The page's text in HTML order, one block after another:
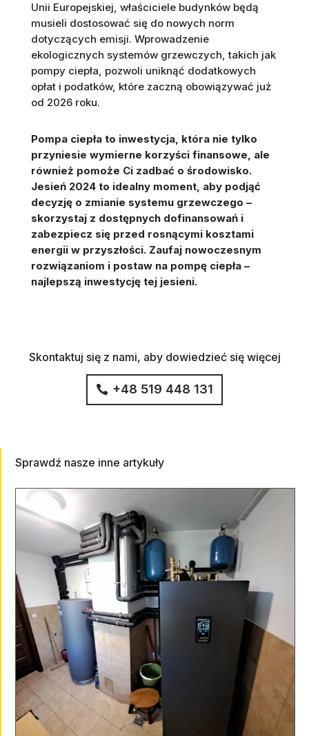
Unii Europejskiej, właściciele budynków będą
musieli dostosować się do nowych norm
dotyczących emisji. Wprowadzenie
ekologicznych systemów grzewczych, takich jak
pompy ciepła, pozwoli uniknąć dodatkowych
opłat i podatków, które zaczną obowiązywać już
od 2026 roku.
Pompa ciepła to inwestycja, która nie tylko
przyniesie wymierne korzyści finansowe, ale
również pomoże Ci zadbać o środowisko.
Jesień 2024 to idealny moment, aby podjąć
decyzję o zmianie systemu grzewczego –
skorzystaj z dostępnych dofinansowań i
zabezpiecz się przed rosnącymi kosztami
energii w przyszłości. Zaufaj nowoczesnym
rozwiązaniom i postaw na pompę ciepła –
najlepszą inwestycję tej jesieni.
Skontaktuj się z nami, aby dowiedzieć się więcej
+48 519 448 131
Sprawdź nasze inne artykuły